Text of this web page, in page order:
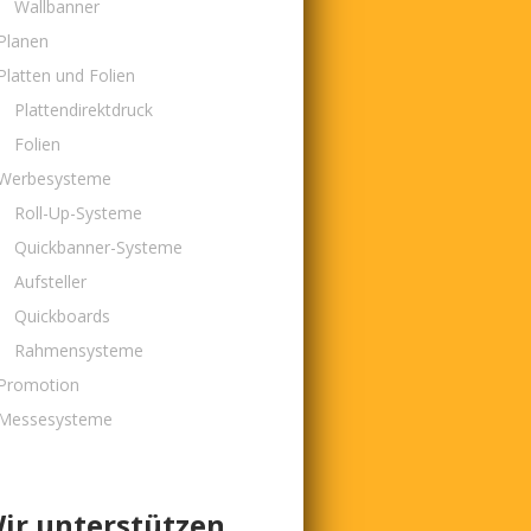
Wallbanner
und Folien
Plattendirektdruck
Folien
Roll-Up-Systeme
Quickbanner-Systeme
Aufsteller
Quickboards
Rahmensysteme